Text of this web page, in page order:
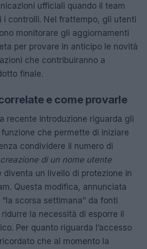
ufficiali quando il team
i controlli. Nel frattempo, gli utenti
monitorare gli aggiornamenti
per provare in anticipo le novità
che contribuiranno a
finale.
e come provarle
recente introduzione riguarda gli
funzione che permette di iniziare
condividere il numero di
creazione di un nome utente
diventa un livello di protezione in
Questa modifica, annunciata
scorsa settimana” da fonti
la necessità di esporre il
Per quanto riguarda l’accesso
che al momento la